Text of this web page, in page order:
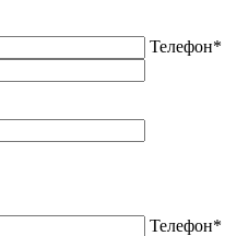
Телефон*
Телефон*